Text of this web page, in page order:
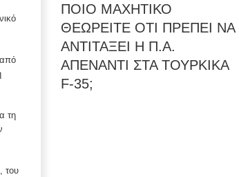
τη
του
ΠΟΙΟ ΜΑΧΗΤΙΚΟ
ΘΕΩΡΕΙΤΕ ΟΤΙ ΠΡΕΠΕΙ ΝΑ
ΑΝΤΙΤΑΞΕΙ Η Π.Α.
ΑΠΕΝΑΝΤΙ ΣΤΑ ΤΟΥΡΚΙΚΑ
F-35;